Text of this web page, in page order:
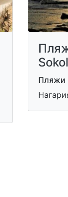
Пляжи